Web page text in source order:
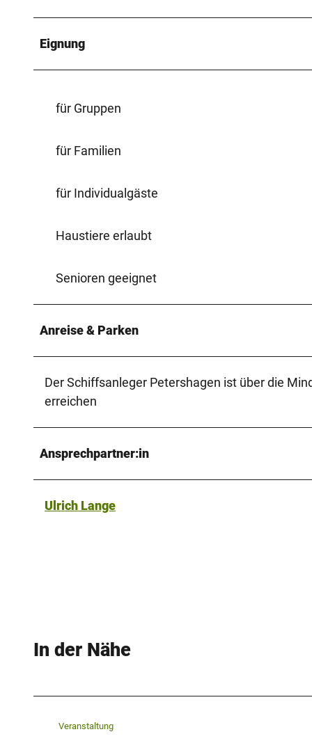
Eignung
für Gruppen
für Familien
für Individualgäste
Haustiere erlaubt
Senioren geeignet
Anreise & Parken
Der Schiffsanleger Petershagen ist über die
erreichen
Ansprechpartner:in
Ulrich Lange
In der Nähe
Veranstaltung